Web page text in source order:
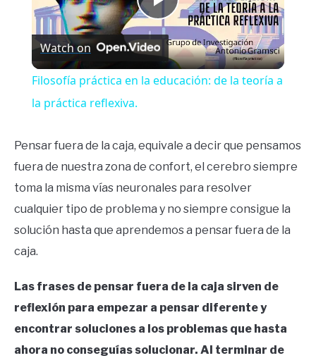
Play
Video
Watch on
Filosofía práctica en la educación: de la teoría a
la práctica reflexiva.
Pensar fuera de la caja, equivale a decir que pensamos
fuera de nuestra zona de confort, el cerebro siempre
toma la misma vías neuronales para resolver
cualquier tipo de problema y no siempre consigue la
solución hasta que aprendemos a pensar fuera de la
caja.
Las frases de pensar fuera de la caja sirven de
reflexión para empezar a pensar diferente y
encontrar soluciones a los problemas que hasta
ahora no conseguías solucionar. Al terminar de